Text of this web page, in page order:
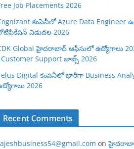
Job Placements 2026
కంపెనీలో Azure Data Engineer
విడుదల 2026
Global హైదరాబాద్ ఆఫీసులో ఉద్యోగాలు
Support జాబ్స్ 2026
Digital కంపెనీలో భారీగా Business
2026
Recent Comments
on